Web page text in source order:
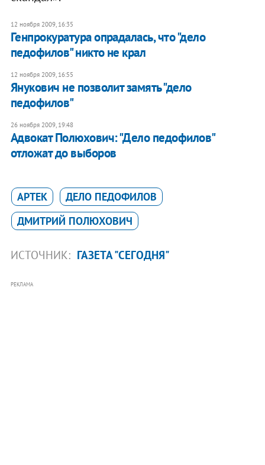
12 ноября 2009, 16:35
Генпрокуратура опрадалась, что "дело
педофилов" никто не крал
12 ноября 2009, 16:55
Янукович не позволит замять "дело
педофилов"
26 ноября 2009, 19:48
Адвокат Полюхович: "Дело педофилов"
отложат до выборов
АРТЕК
ДЕЛО ПЕДОФИЛОВ
ДМИТРИЙ ПОЛЮХОВИЧ
ИСТОЧНИК: ГАЗЕТА "СЕГОДНЯ"
РЕКЛАМА